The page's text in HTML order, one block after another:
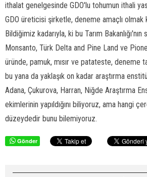
ithalat genelgesinde GDO'lu tohumun ithali
GDO üreticisi şirketle, deneme amaçlı olmak
Bildiğimiz kadarıyla, ki bu Tarım Bakanlığı'nın
Monsanto, Türk Delta and Pine Land ve
üründe, pamuk, mısır ve patateste, deneme
bu yana da yaklaşık on kadar araştırma
Adana, Çukurova, Harran, Niğde Araştırma
ekimlerinin yapıldığını biliyoruz, ama hangi
düzeydedir bunu bilemiyoruz.
Gönder